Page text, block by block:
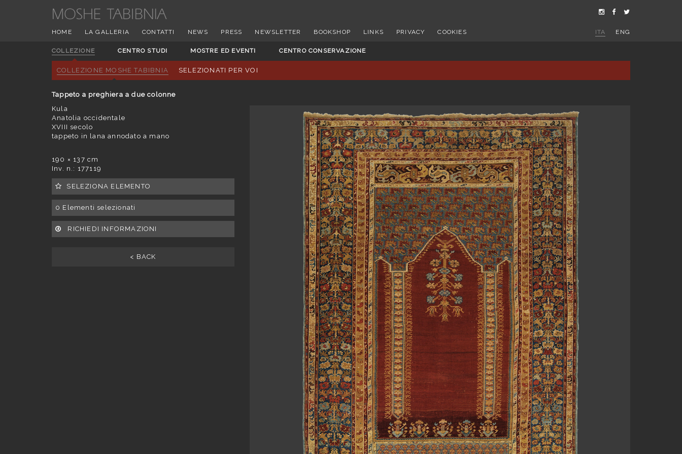
HOME LA GALLERIA CONTATTI NEWS PRESS NEWSLETTER BOOKSHOP LINKS PRIVACY COOKIES ITA ENG
COLLEZIONE CENTRO STUDI MOSTRE ED EVENTI CENTRO CONSERVAZIONE
COLLEZIONE MOSHE TABIBNIA SELEZIONATI PER VOI
Tappeto a preghiera a due colonne
Kula
Anatolia occidentale
XVIII secolo
tappeto in lana annodato a mano
190 × 137 cm
Inv. n.: 177119
SELEZIONA ELEMENTO
0 Elementi selezionati
RICHIEDI INFORMAZIONI
< BACK